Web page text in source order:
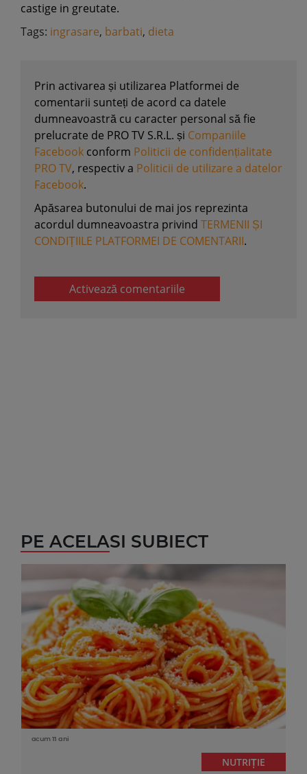
castige in greutate.
Tags: ingrasare, barbati, dieta
Prin activarea și utilizarea Platformei de
comentarii sunteți de acord ca datele
dumneavoastră cu caracter personal să fie
prelucrate de PRO TV S.R.L. și Companiile
Facebook conform Politicii de confidențialitate
PRO TV, respectiv a Politicii de utilizare a datelor
Facebook.
Apăsarea butonului de mai jos reprezinta
acordul dumneavoastra privind TERMENII ȘI
CONDIȚIILE PLATFORMEI DE COMENTARII.
Activează comentariile
PE ACELASI SUBIECT
acum 11 ani
NUTRIȚIE